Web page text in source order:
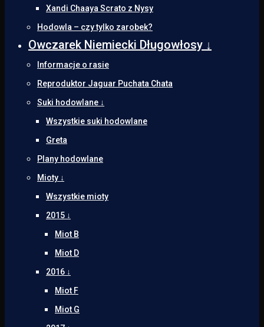
Xandi Chaaya Scrato z Nysy
Hodowla – czy tylko zarobek?
Owczarek Niemiecki Długowłosy ↓
Informacje o rasie
Reproduktor Jaguar Puchata Chata
Suki hodowlane ↓
Wszystkie suki hodowlane
Greta
Plany hodowlane
Mioty ↓
Wszystkie mioty
2015 ↓
Miot B
Miot D
2016 ↓
Miot F
Miot G